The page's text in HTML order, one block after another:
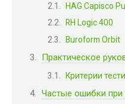
HAG Capisco
RH Logic 400
Buroform Orbit
Практическое
Критерии
Частые ошибки